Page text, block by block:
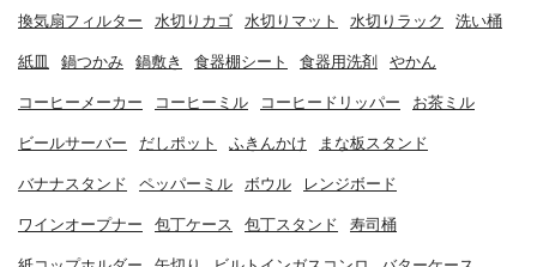
換気扇フィルター 水切りカゴ 水切りマット 水切りラック 洗い桶
紙皿 鍋つかみ 鍋敷き 食器棚シート 食器用洗剤 やかん
コーヒーメーカー コーヒーミル コーヒードリッパー お茶ミル
ビールサーバー だしポット ふきんかけ まな板スタンド
バナナスタンド ペッパーミル ボウル レンジボード
ワインオープナー 包丁ケース 包丁スタンド 寿司桶